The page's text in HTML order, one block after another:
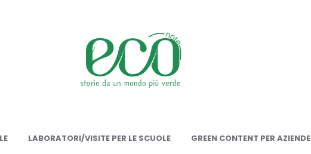
LABORATORI/VISITE PER LE SCUOLE GREEN CONTENT PER AZIENDE